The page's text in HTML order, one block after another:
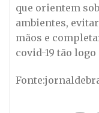
que orientem
ambientes,
mãos e
covid-19 tão